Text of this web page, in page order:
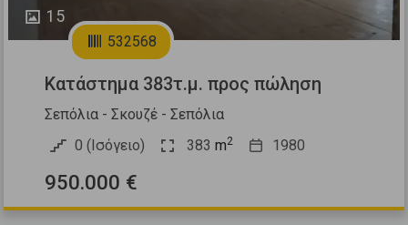
15
532568
Κατάστημα 383τ.μ. προς πώληση
Σεπόλια - Σκουζέ - Σεπόλια
0 (Ισόγειο)
383 m2 1980
950.000 €